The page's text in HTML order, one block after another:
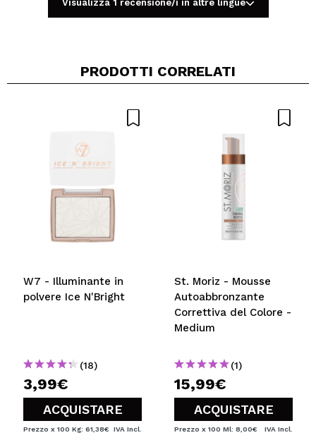
Condividi un video o una foto
Si
Visualizza 1 recensione/i in altre lingue
PRODOTTI CORRELATI
W7 - Illuminante in
polvere Ice N'Bright
(18)
3,99€
ACQUISTARE
Prezzo x 100 Kg: 61,38€ IVA Incl.
St. Moriz - Mousse
Autoabbronzante
Correttiva del Colore -
Medium
(1)
15,99€
ACQUISTARE
Prezzo x 100 Ml: 8,00€ IVA Incl.